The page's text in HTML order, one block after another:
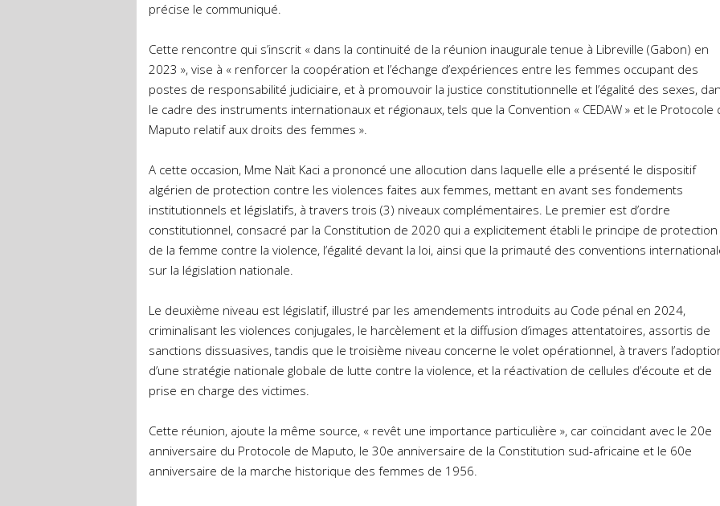
précise le communiqué.
Cette rencontre qui s’inscrit « dans la continuité de la réunion inaugurale tenue à Libreville (Gabon) en
2023 », vise à « renforcer la coopération et l’échange d’expériences entre les femmes occupant des
postes de responsabilité judiciaire, et à promouvoir la justice constitutionnelle et l’égalité des sexes,
le cadre des instruments internationaux et régionaux, tels que la Convention « CEDAW » et le Protocole
Maputo relatif aux droits des femmes ».
A cette occasion, Mme Naït Kaci a prononcé une allocution dans laquelle elle a présenté le dispositif
algérien de protection contre les violences faites aux femmes, mettant en avant ses fondements
institutionnels et législatifs, à travers trois (3) niveaux complémentaires. Le premier est d’ordre
constitutionnel, consacré par la Constitution de 2020 qui a explicitement établi le principe de protection
de la femme contre la violence, l’égalité devant la loi, ainsi que la primauté des conventions
sur la législation nationale.
Le deuxième niveau est législatif, illustré par les amendements introduits au Code pénal en 2024,
criminalisant les violences conjugales, le harcèlement et la diffusion d’images attentatoires, assortis de
sanctions dissuasives, tandis que le troisième niveau concerne le volet opérationnel, à travers
d’une stratégie nationale globale de lutte contre la violence, et la réactivation de cellules d’écoute et de
prise en charge des victimes.
Cette réunion, ajoute la même source, « revêt une importance particulière », car coïncidant avec le 20e
anniversaire du Protocole de Maputo, le 30e anniversaire de la Constitution sud-africaine et le 60e
anniversaire de la marche historique des femmes de 1956.